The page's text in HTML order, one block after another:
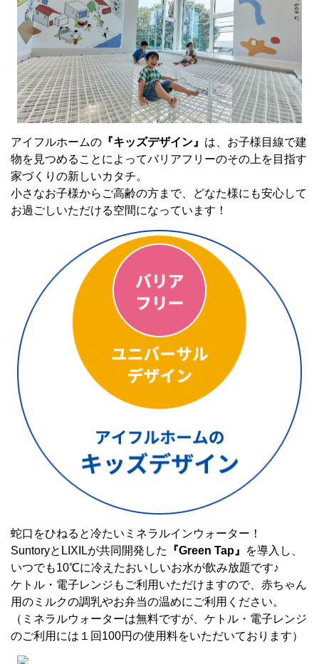
アイフルホームの 『キッズデザイン』 は、お子様目線で建
物を見つめることによってバリアフリーのその上を目指す
家づくりの新しいカタチ。
小さなお子様からご高齢の方まで、どなた様にも安心して
お過ごしいただける空間になっています！
蛇口をひねると冷たいミネラルインウォーター！
SuntoryとLIXILが共同開発した
『Green Tap』
を導入し、
いつでも10℃に冷えたおいしいお水が飲み放題です♪
ケトル・電子レンジもご利用いただけますので、赤ちゃん
用のミルクの調乳やお弁当の温めにご利用ください。
（ミネラルウォーターは無料ですが、ケトル・電子レンジ
のご利用には１回100円の使用料をいただいております）